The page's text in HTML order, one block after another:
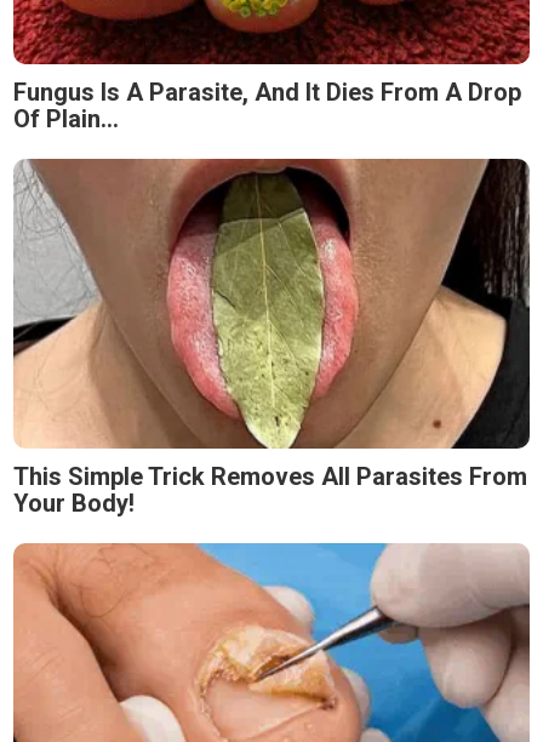
Fungus Is A Parasite, And It Dies From A Drop
Of Plain...
This Simple Trick Removes All Parasites From
Your Body!